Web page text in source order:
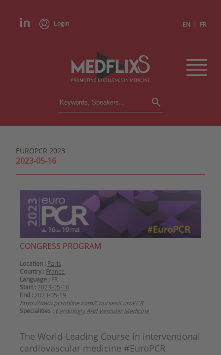
Login EN | FR
CONFERENCES
EXPERTS
PRESS REVIEWS
CONGRESSES IN BRIEF
EUROPCR 2023
2023-05-16
CONGRESS PROGRAM
Location : Paris
Country : France
Language : FR
Start : 2023-05-16
End : 2023-05-19
https://www.pcronline.com/Courses/EuroPCR
Specialities : Cardiology And Vascular Medicine
The World-Leading Course in interventional
cardiovascular medicine #EuroPCR